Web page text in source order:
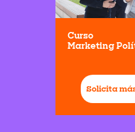
Curso
Marketing
Solicita